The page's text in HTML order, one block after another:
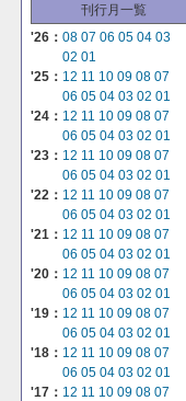
刊行月一覧
'26： 08 07 06 05 04 03
02 01
'25： 12 11 10 09 08 07
06 05 04 03 02 01
'24： 12 11 10 09 08 07
06 05 04 03 02 01
'23： 12 11 10 09 08 07
06 05 04 03 02 01
'22： 12 11 10 09 08 07
06 05 04 03 02 01
'21： 12 11 10 09 08 07
06 05 04 03 02 01
'20： 12 11 10 09 08 07
06 05 04 03 02 01
'19： 12 11 10 09 08 07
06 05 04 03 02 01
'18： 12 11 10 09 08 07
06 05 04 03 02 01
'17： 12 11 10 09 08 07